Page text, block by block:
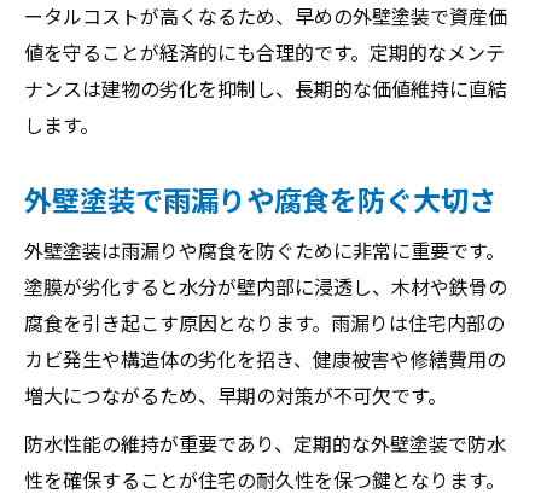
ータルコストが高くなるため、早めの外壁塗装で資産価
値を守ることが経済的にも合理的です。定期的なメンテ
ナンスは建物の劣化を抑制し、長期的な価値維持に直結
します。
外壁塗装で雨漏りや腐食を防ぐ大切さ
外壁塗装は雨漏りや腐食を防ぐために非常に重要です。
塗膜が劣化すると水分が壁内部に浸透し、木材や鉄骨の
腐食を引き起こす原因となります。雨漏りは住宅内部の
カビ発生や構造体の劣化を招き、健康被害や修繕費用の
増大につながるため、早期の対策が不可欠です。
防水性能の維持が重要であり、定期的な外壁塗装で防水
性を確保することが住宅の耐久性を保つ鍵となります。